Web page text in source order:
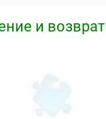
и возврат